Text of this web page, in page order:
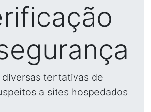
diversas tentativas de
a sites hospedados